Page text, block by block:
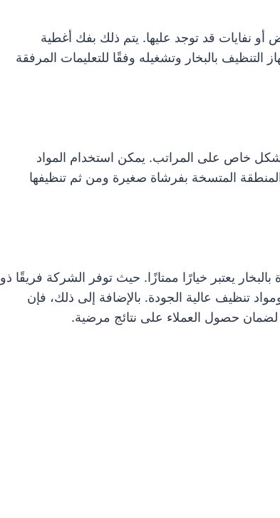
نفايات قد توجد عليها. يتم ذلك بفك أغطية
بالبخار وتشغيله وفقًا للتعليمات المرفقة
خاص على المراتب. يمكن استخدام المواد
المنطقة المتسخة بفرشاة صغيرة ومن ثم تنظيفها
يعتبر خيارًا ممتازًا. حيث توفر الشركة فريقًا ذو
تنظيف عالية الجودة. بالإضافة إلى ذلك، فإن
لضمان حصول العملاء على نتائج مرضية.